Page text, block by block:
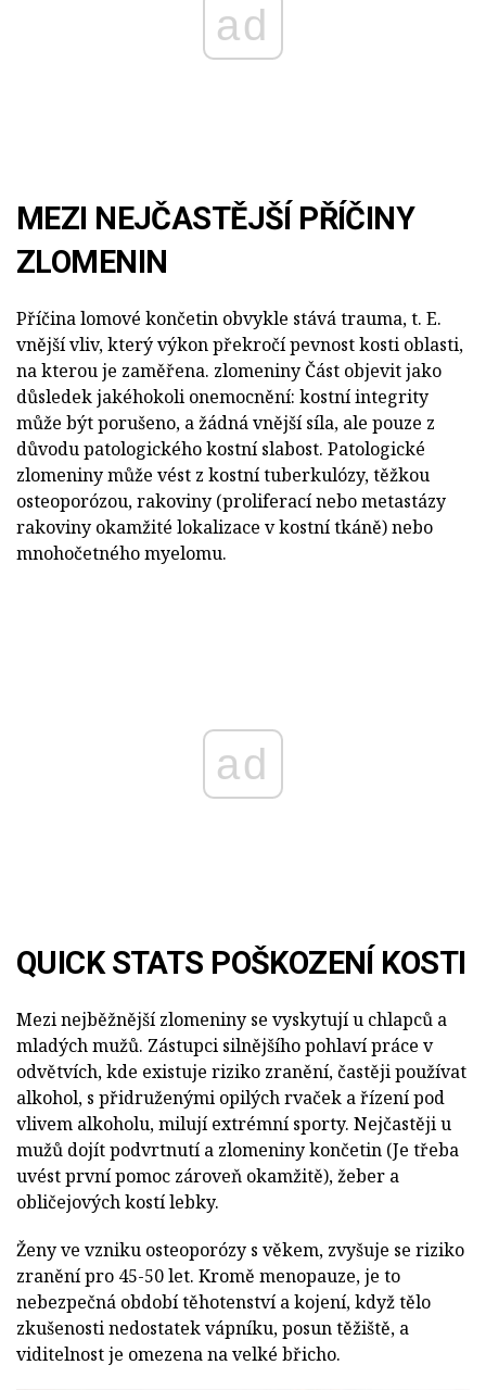
ad
MEZI NEJČASTĚJŠÍ PŘÍČINY
ZLOMENIN
Příčina lomové končetin obvykle stává trauma, t. E.
vnější vliv, který výkon překročí pevnost kosti oblasti,
na kterou je zaměřena. zlomeniny Část objevit jako
důsledek jakéhokoli onemocnění: kostní integrity
může být porušeno, a žádná vnější síla, ale pouze z
důvodu patologického kostní slabost. Patologické
zlomeniny může vést z kostní tuberkulózy, těžkou
osteoporózou, rakoviny (proliferací nebo metastázy
rakoviny okamžité lokalizace v kostní tkáně) nebo
mnohočetného myelomu.
ad
QUICK STATS POŠKOZENÍ KOSTI
Mezi nejběžnější zlomeniny se vyskytují u chlapců a
mladých mužů. Zástupci silnějšího pohlaví práce v
odvětvích, kde existuje riziko zranění, častěji používat
alkohol, s přidruženými opilých rvaček a řízení pod
vlivem alkoholu, milují extrémní sporty. Nejčastěji u
mužů dojít podvrtnutí a zlomeniny končetin (Je třeba
uvést první pomoc zároveň okamžitě), žeber a
obličejových kostí lebky.
Ženy ve vzniku osteoporózy s věkem, zvyšuje se riziko
zranění pro 45-50 let. Kromě menopauze, je to
nebezpečná období těhotenství a kojení, když tělo
zkušenosti nedostatek vápníku, posun těžiště, a
viditelnost je omezena na velké břicho.